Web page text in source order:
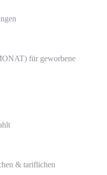
für geworbene
& tariflichen